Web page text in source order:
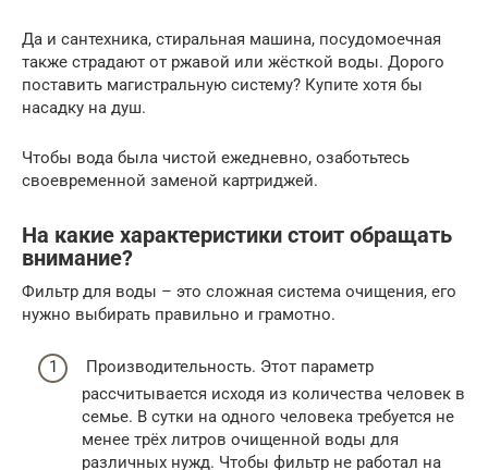
Да и сантехника, стиральная машина, посудомоечная
также страдают от ржавой или жёсткой воды. Дорого
поставить магистральную систему? Купите хотя бы
насадку на душ.
Чтобы вода была чистой ежедневно, озаботьтесь
своевременной заменой картриджей.
На какие характеристики стоит обращать
внимание?
Фильтр для воды – это сложная система очищения, его
нужно выбирать правильно и грамотно.
Производительность. Этот параметр
рассчитывается исходя из количества человек в
семье. В сутки на одного человека требуется не
менее трёх литров очищенной воды для
различных нужд. Чтобы фильтр не работал на